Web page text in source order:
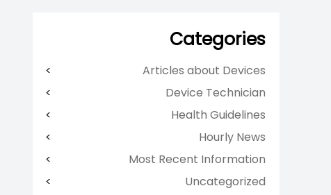
Categories
Articles about Devices
Device Technician
Health Guidelines
Hourly News
Most Recent Information
Uncategorized